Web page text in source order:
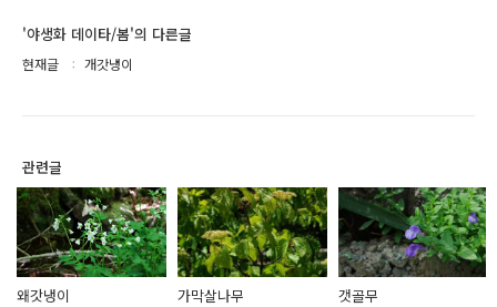
'야생화 데이타/봄'의 다른글
현재글 개갓냉이
관련글
왜갓냉이 가막살나무 갯골무